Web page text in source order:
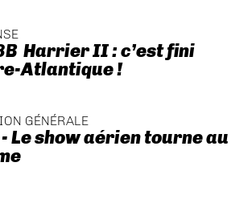
Harrier II : c’est fini
Atlantique !
GÉNÉRALE
- Le show aérien tourne au